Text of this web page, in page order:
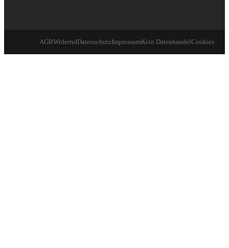
AGBWiderrufDatenschutzImpressumKein DatenhandelCookies